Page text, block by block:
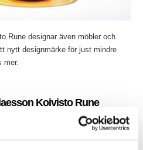
Rune designar även möbler och
nytt designmärke för just mindre
mer.
Koivisto Rune